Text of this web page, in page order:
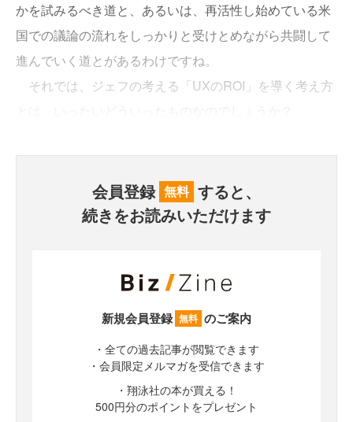
かを試みるべき道と、あるいは、再活性し始めている米
国での議論の流れをしっかりと受けとめながら共闘して
進んでいく道とがあるわけですね。
それでは、ジェフの考える「UXのROI」を導く考え方
会員登録 無料 すると、
続きをお読みいただけます
新規会員登録 無料 のご案内
・全ての過去記事が閲覧できます
・会員限定メルマガを受信できます
・翔泳社の本が買える！
500円分のポイントをプレゼント